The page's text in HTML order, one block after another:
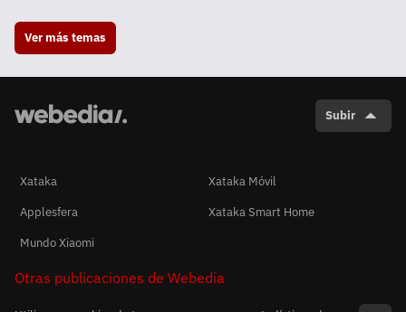
Ver más temas
Subir
Xataka
Xataka Móvil
Applesfera
Xataka Smart Home
Mundo Xiaomi
Otras publicaciones de Webedia